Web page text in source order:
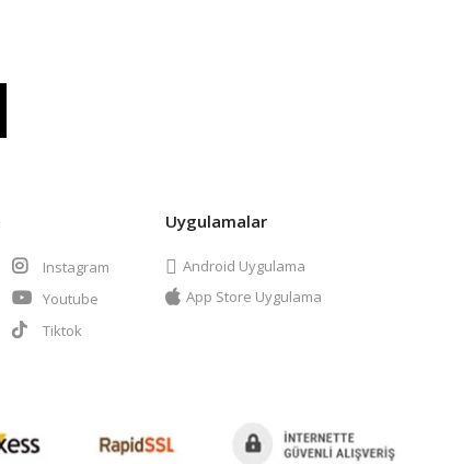
Instagram
Youtube
Tiktok
Uygulamalar
Android Uygulama
App Store Uygulama